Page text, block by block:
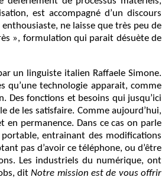
est accompagné d’un discours
ne laisse que très peu de
», formulation qui parait désuète de
un linguiste italien Raffaele Simone.
qu’une technologie apparait, comme
Des fonctions et besoins qui jusqu’ici
de les satisfaire. Comme aujourd’hui,
en permanence. Dans ce cas on parle
entrainant des modifications
pas d’avoir ce téléphone, ou d’être
Les industriels du numérique, ont
ditNotre mission est de vous offrir